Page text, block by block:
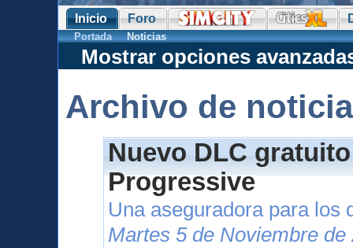
Inicio Foro
Portada Noticias
Mostrar opciones
Archivo de
Nuevo DLC
Progressive
Una aseguradora para los
Martes 5 de Noviembre